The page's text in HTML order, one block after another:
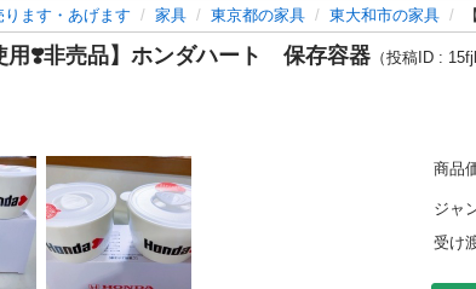
ります・あげます 家具 東京都の家具 東大和市の家具
用❣️非売品】ホンダハート 保存容器 （投稿ID :
商品
ジャ
受け